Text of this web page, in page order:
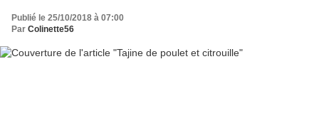
Publié le 25/10/2018 à 07:00
Par Colinette56